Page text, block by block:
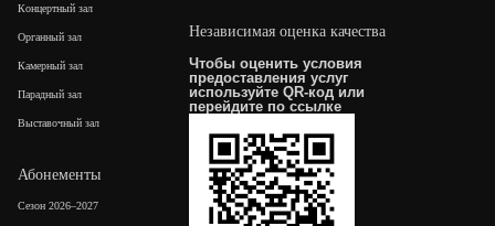
Концертный зал
Органный зал
Камерный зал
Парадный зал
Выставочный зал
Абонементы
Сезон 2026–2027
Независимая оценка качества
Чтобы оценить условия
предоставления услуг
используйте QR-код или
перейдите по ссылке